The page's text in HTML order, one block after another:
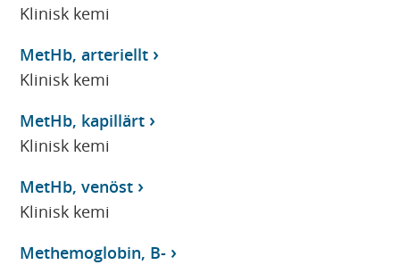
Klinisk kemi
MetHb, arteriellt
Klinisk kemi
MetHb, kapillärt
Klinisk kemi
MetHb, venöst
Klinisk kemi
Methemoglobin, B-